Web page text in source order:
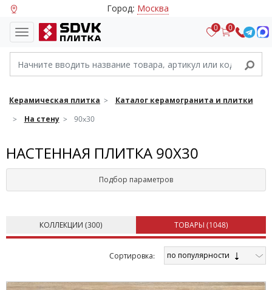
Город: Москва
0 0
Керамическая плитка
Каталог керамогранита и плитки
На стену
90x30
НАСТЕННАЯ ПЛИТКА 90Х30
Подбор параметров
КОЛЛЕКЦИИ (300) ТОВАРЫ (1048)
Cортировка: по популярности